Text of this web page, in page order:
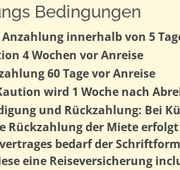
Bedingungen
Anzahlung innerhalb von 5
4 Wochen vor Anreise
60 Tage vor Anreise
wird 1 Woche nach
und Rückzahlung: Bei
Rückzahlung der Miete
bedarf der
eine Reiseversicherung